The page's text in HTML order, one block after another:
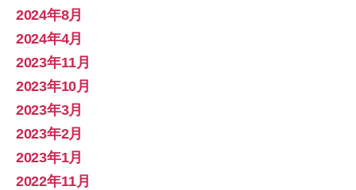
2024年8月
2024年4月
2023年11月
2023年10月
2023年3月
2023年2月
2023年1月
2022年11月